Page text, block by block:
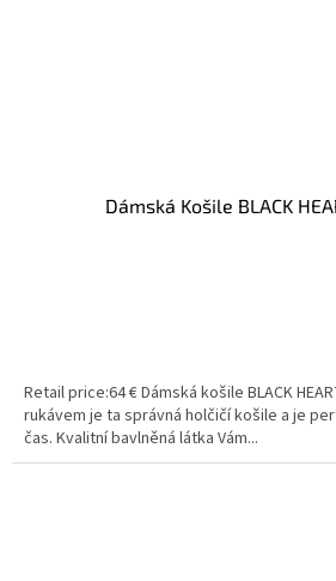
Dámská Košile BLACK
z
5
hvězdiček.
Retail price:64 € Dámská košile BLACK
rukávem je ta správná holčičí košile a je
čas. Kvalitní bavlněná látka Vám...